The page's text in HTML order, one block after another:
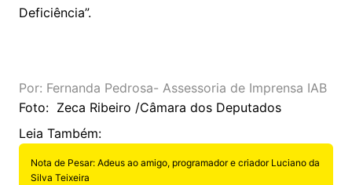
Deficiência”.
Por: Fernanda Pedrosa- Assessoria de Imprensa IAB
Foto: Zeca Ribeiro /Câmara dos Deputados
Leia Também:
Nota de Pesar: Adeus ao amigo, programador e criador Luciano da
Silva Teixeira